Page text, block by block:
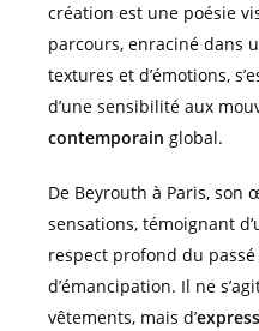
création est une poésie
parcours, enraciné dans
textures et d’émotions,
d’une sensibilité aux
contemporain global.
De Beyrouth à Paris, son
sensations, témoignant
respect profond du
d’émancipation. Il ne
vêtements, mais d’